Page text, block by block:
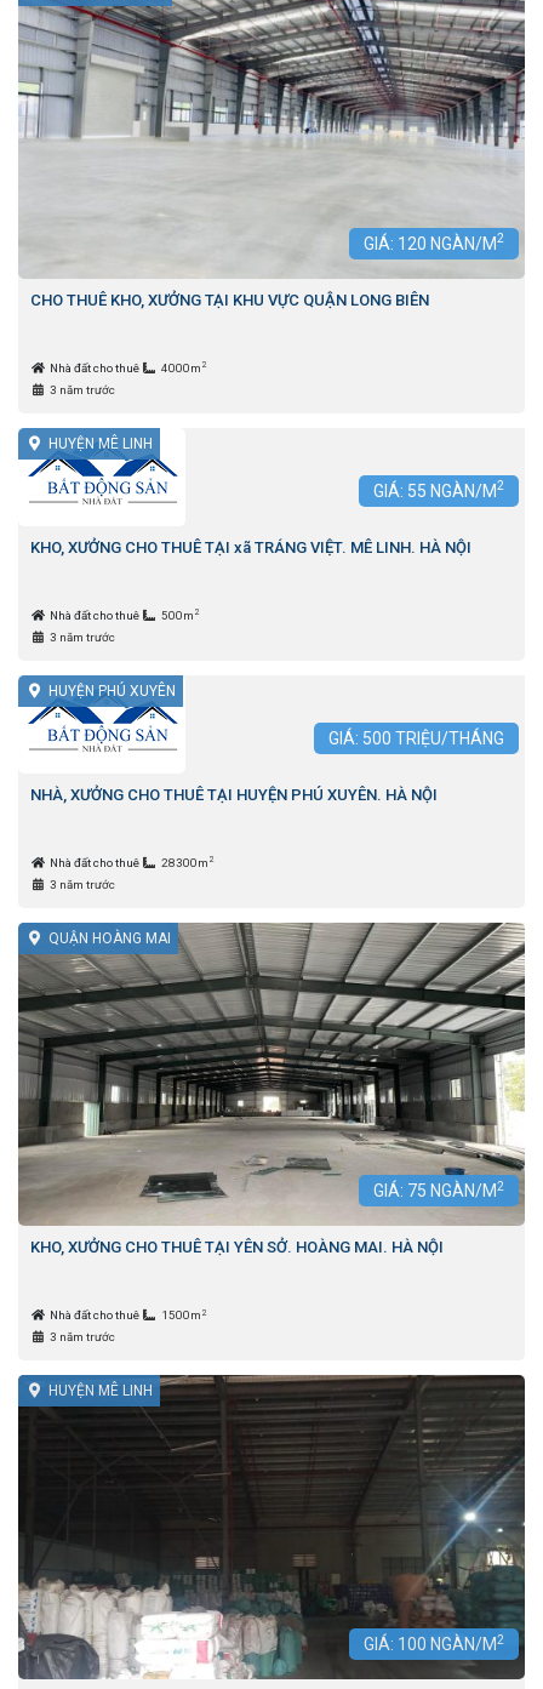
GIÁ: 120 NGÀN/M2
CHO THUÊ KHO, XƯỞNG TẠI KHU VỰC QUẬN LONG BIÊN
Nhà đất cho thuê 4000m 2
3 năm trước
HUYỆN MÊ LINH
GIÁ: 55 NGÀN/M2
KHO, XƯỞNG CHO THUÊ TẠI xã TRÁNG VIỆT. MÊ LINH. HÀ NỘI
Nhà đất cho thuê 500m 2
3 năm trước
HUYỆN PHÚ XUYÊN
GIÁ: 500 TRIỆU/THÁNG
NHÀ, XƯỞNG CHO THUÊ TẠI HUYỆN PHÚ XUYÊN. HÀ NỘI
Nhà đất cho thuê 28300m 2
3 năm trước
QUẬN HOÀNG MAI
GIÁ: 75 NGÀN/M2
KHO, XƯỞNG CHO THUÊ TẠI YÊN SỞ. HOÀNG MAI. HÀ NỘI
Nhà đất cho thuê 1500m 2
3 năm trước
HUYỆN MÊ LINH
GIÁ: 100 NGÀN/M2